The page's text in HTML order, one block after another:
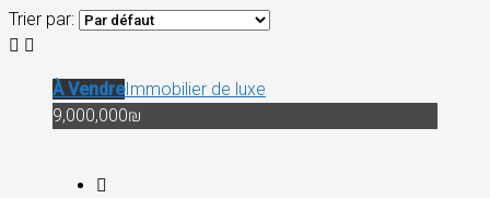
Trier par:
À VendreImmobilier de luxe
9,000,000₪